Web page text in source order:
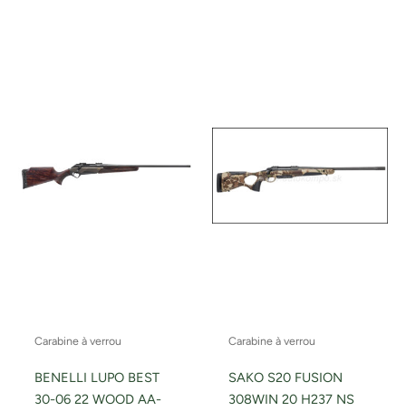
Carabine à verrou
BENELLI LUPO BEST
30-06 22 WOOD AA-
Carabine à verrou
SAKO S20 FUSION
308WIN 20 H237 NS